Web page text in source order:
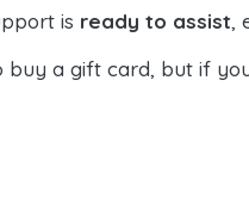
is ready to assist,
buy a gift card, but if